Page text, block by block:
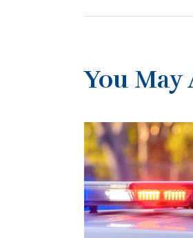
You May